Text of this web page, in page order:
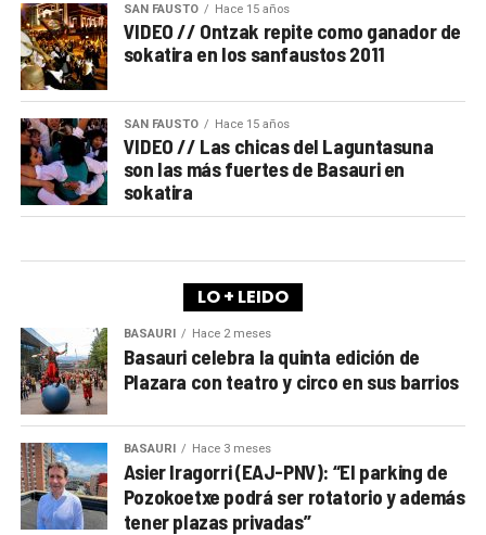
SAN FAUSTO Hace 15 años
VIDEO // Ontzak repite como ganador de
sokatira en los sanfaustos 2011
SAN FAUSTO Hace 15 años
VIDEO // Las chicas del Laguntasuna
son las más fuertes de Basauri en
sokatira
LO + LEIDO
BASAURI Hace 2 meses
Basauri celebra la quinta edición de
Plazara con teatro y circo en sus barrios
BASAURI Hace 3 meses
Asier Iragorri (EAJ-PNV): “El parking de
Pozokoetxe podrá ser rotatorio y además
tener plazas privadas”